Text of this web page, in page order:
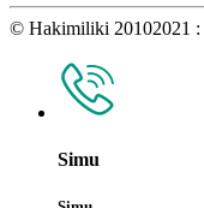
© Hakimiliki 20102021
Simu